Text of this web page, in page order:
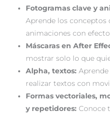
Fotogramas clave y
Aprende los conceptos
animaciones con
Máscaras en After
mostrar solo lo que
Alpha, textos:Aprende
realizar textos con
Formas vectoriales,
y repetidores: Conoce